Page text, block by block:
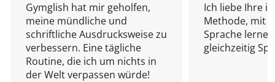
Gymglish hat mir geholfen,
meine mündliche und
schriftliche Ausdrucksweise zu
verbessern. Eine tägliche
Routine, die ich um nichts in
der Welt verpassen würde!
Ich liebe Ihre
Methode, mit
Sprache
gleichzeitig